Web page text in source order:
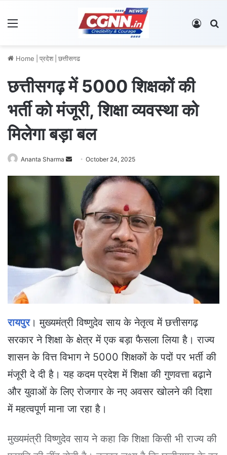
Log In
Home प्रदेश छत्तीसगढ
छत्तीसगढ़ में 5000 शिक्षकों की
भर्ती को मंजूरी, शिक्षा व्यवस्था को
मिलेगा बड़ा बल
Ananta Sharma
n
e
m
a
i
October 24, 2025
रायपुर। मुख्यमंत्री विष्णुदेव साय के नेतृत्व में छत्तीसगढ़
सरकार ने शिक्षा के क्षेत्र में एक बड़ा फैसला लिया है। राज्य
शासन के वित्त विभाग ने 5000 शिक्षकों के पदों पर भर्ती की
मंजूरी दे दी है। यह कदम प्रदेश में शिक्षा की गुणवत्ता बढ़ाने
और युवाओं के लिए रोजगार के नए अवसर खोलने की दिशा
में महत्वपूर्ण माना जा रहा है।
मुख्यमंत्री विष्णुदेव साय ने कहा कि शिक्षा किसी भी राज्य की